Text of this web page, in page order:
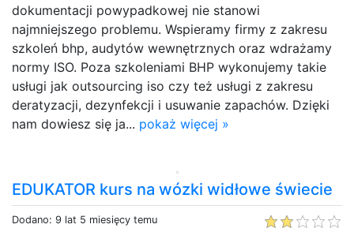
dokumentacji powypadkowej nie stanowi
najmniejszego problemu. Wspieramy firmy z zakresu
szkoleń bhp, audytów wewnętrznych oraz wdrażamy
normy ISO. Poza szkoleniami BHP wykonujemy takie
usługi jak outsourcing iso czy też usługi z zakresu
deratyzacji, dezynfekcji i usuwanie zapachów. Dzięki
nam dowiesz się ja... pokaż więcej »
EDUKATOR kurs na wózki widłowe świecie
Dodano: 9 lat 5 miesięcy temu